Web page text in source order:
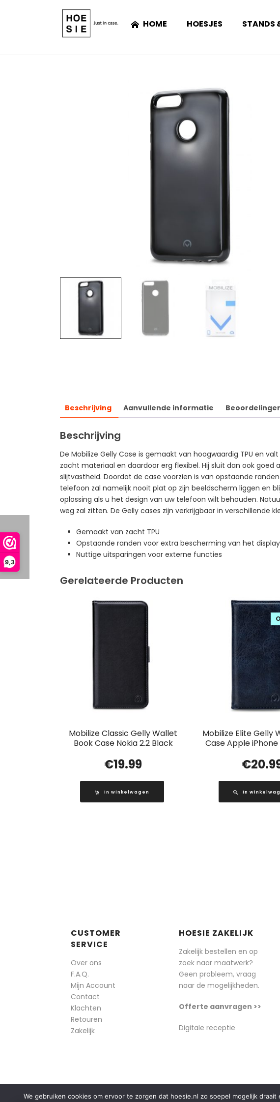
9,3
HOME HOESJES STANDS
Beschrijving Aanvullende informatie
Beschrijving
De Mobilize Gelly Case is gemaakt van hoogwaardig TPU en
zacht materiaal en daardoor erg flexibel. Hij sluit dan ook
slijtvastheid. Doordat de case voorzien is van opstaande
telefoon zal namelijk nooit plat op zijn beeldscherm liggen en
oplossing als u het design van uw telefoon wilt behouden.
weg zal zitten. De Gelly cases zijn verkrijgbaar in verschillende
Gemaakt van zacht TPU
Opstaande randen voor extra bescherming van het display
Nuttige uitsparingen voor externe functies
Gerelateerde Producten
Mobilize Classic Gelly Wallet
Book Case Nokia 2.2 Black
€19.99
In winkelwagen
Mobilize Elite Gelly
Case Apple iPhone
€
In
CUSTOMER
SERVICE
Over ons
F.A.Q.
Mijn Account
Contact
Klachten
Retouren
Zakelijk
HOESIE ZAKELIJK
Zakelijk bestellen en op
zoek naar maatwerk?
Geen probleem, vraag
naar de mogelijkheden.
Offerte aanvragen >>
Digitale receptie
We gebruiken cookies om ervoor te zorgen dat hoesie.nl zo soepel mogelijk